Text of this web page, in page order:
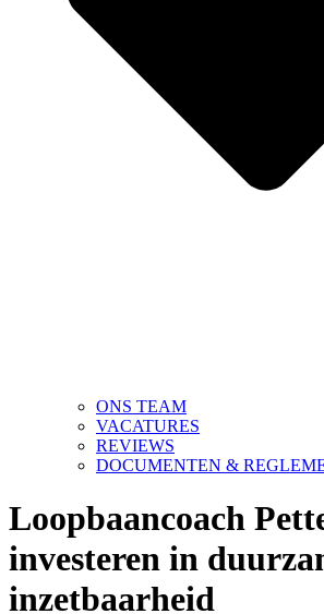
ONS TEAM
VACATURES
REVIEWS
DOCUMENTEN &
Loopbaancoach
investeren in
inzetbaarheid